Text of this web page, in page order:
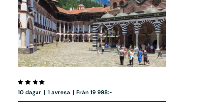
10 dagar | 1 avresa | Från 19 998:-